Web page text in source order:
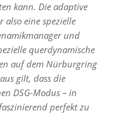
kann. Die adaptive
also eine spezielle
und
querdynamische
auf dem Nürburgring
gilt, dass die
DSG-Modus – in
perfekt zu